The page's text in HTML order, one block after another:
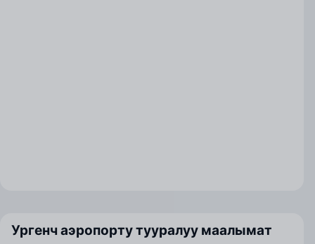
Ургенч аэропорту тууралуу маалымат